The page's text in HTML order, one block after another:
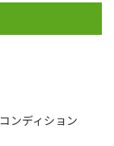
ンディション